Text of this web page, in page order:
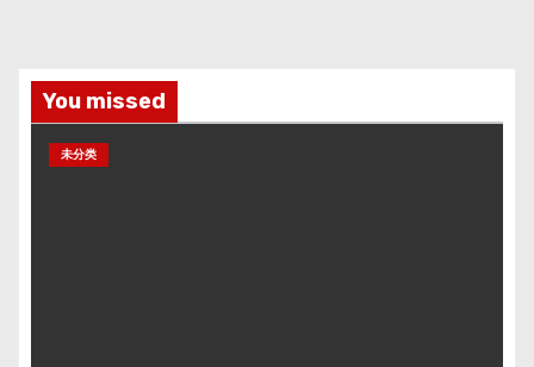
You missed
未分类